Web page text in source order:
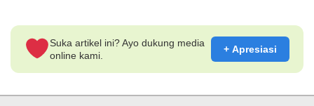
Suka artikel ini? Ayo dukung media
online kami.
+ Apresiasi